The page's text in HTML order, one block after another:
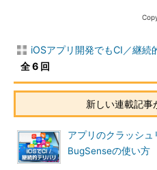
iOSアプリ開発でもCI／継続
全 6 回
新しい連載記事
アプリのクラッシ
BugSenseの使い方